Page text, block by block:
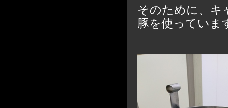
そのために、キ
豚を使っていま